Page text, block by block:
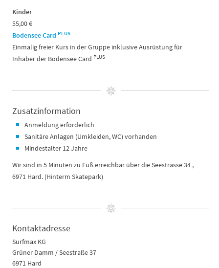
Kinder
55,00 €
Bodensee Card PLUS
Einmalig freier Kurs in der Gruppe inklusive Ausrüstung für
Inhaber der Bodensee Card PLUS
Zusatzinformation
Anmeldung erforderlich
Sanitäre Anlagen (Umkleiden, WC) vorhanden
Mindestalter 12 Jahre
Wir sind in 5 Minuten zu Fuß erreichbar über die Seestrasse 34 ,
6971 Hard. (Hinterm Skatepark)
Kontaktadresse
Surfmax KG
Grüner Damm / Seestraße 37
6971 Hard